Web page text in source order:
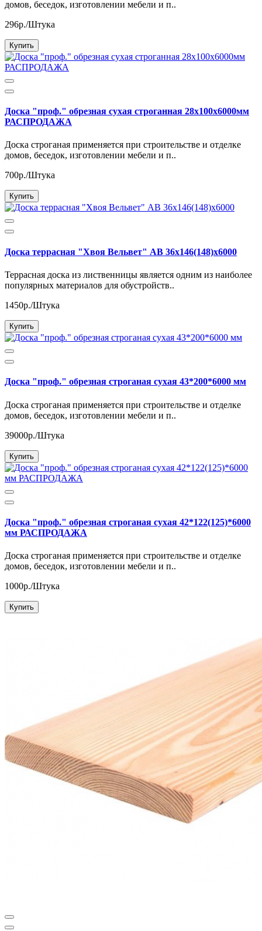
домов, беседок, изготовлении мебели и п..
296р./Штука
Купить
Доска "проф." обрезная сухая строганная 28х100х6000мм
РАСПРОДАЖА
Доска строганая применяется при строительстве и отделке
домов, беседок, изготовлении мебели и п..
700р./Штука
Купить
Доска террасная "Хвоя Вельвет" АВ 36х146(148)х6000
Террасная доска из лиственницы является одним из наиболее
популярных материалов для обустройств..
1450р./Штука
Купить
Доска "проф." обрезная строганая сухая 43*200*6000 мм
Доска строганая применяется при строительстве и отделке
домов, беседок, изготовлении мебели и п..
39000р./Штука
Купить
Доска "проф." обрезная строганая сухая 42*122(125)*6000
мм РАСПРОДАЖА
Доска строганая применяется при строительстве и отделке
домов, беседок, изготовлении мебели и п..
1000р./Штука
Купить